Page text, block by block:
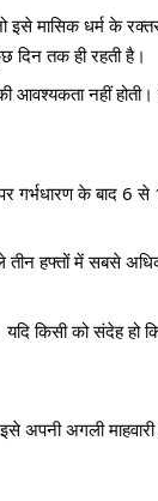
इसे मासिक धर्म के
दिन तक ही रहती है।
आवश्यकता नहीं
पर गर्भधारण के बाद
हफ्तों में सबसे
किसी को संदेह हो
अपनी अगली